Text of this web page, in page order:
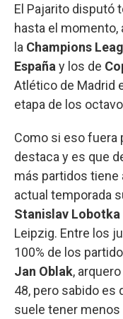
El Pajarito disputó
hasta el
la Champions
España y los de
Atlético de Madrid
etapa de los
Como si eso fuera
destaca y es que
más partidos tiene
actual temporada
Stanislav Lobotka
Leipzig. Entre los
100% de los
Jan Oblak,
48, pero sabido es
suele tener menos